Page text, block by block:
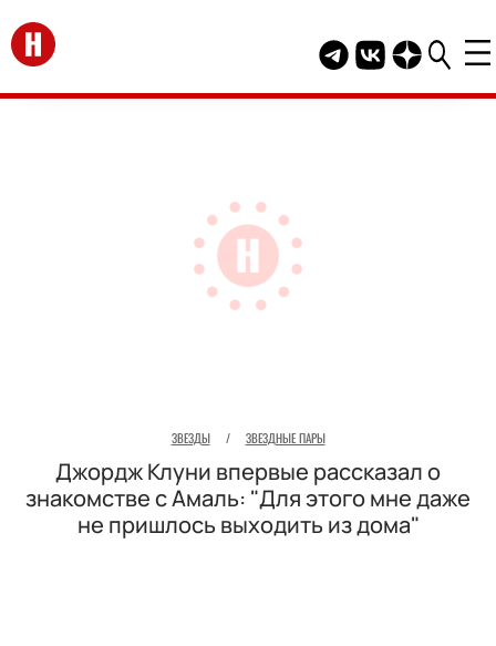
Перейти на главную
Telegram канал
Группа HELLO
Канал
ЗВЕЗДЫ / ЗВЕЗДНЫЕ ПАРЫ
Джордж Клуни впервые рассказал о
знакомстве с Амаль: "Для этого мне даже
не пришлось выходить из дома"